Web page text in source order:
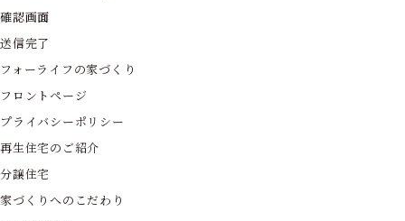
確認画面
送信完了
フォーライフの家づくり
フロントページ
プライバシーポリシー
再生住宅のご紹介
分譲住宅
家づくりへのこだわり